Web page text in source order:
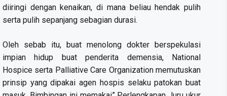
diiringi dengan kenaikan, di mana beliau hendak pulih
serta pulih sepanjang sebagian durasi.
Oleh sebab itu, buat menolong dokter berspekulasi
impian hidup buat penderita demensia, National
Hospice serta Palliative Care Organization memutuskan
prinsip yang dipakai agen hospis selaku patokan buat